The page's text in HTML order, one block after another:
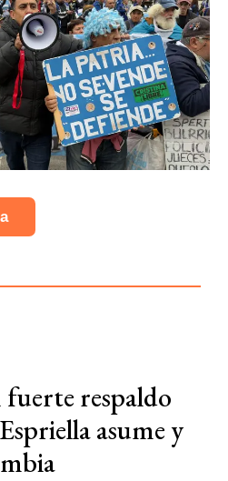
respaldo
asume y